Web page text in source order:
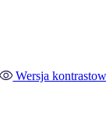
Wersja